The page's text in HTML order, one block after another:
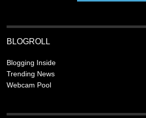
BLOGROLL
Blogging Inside
Trending News
Webcam Pool